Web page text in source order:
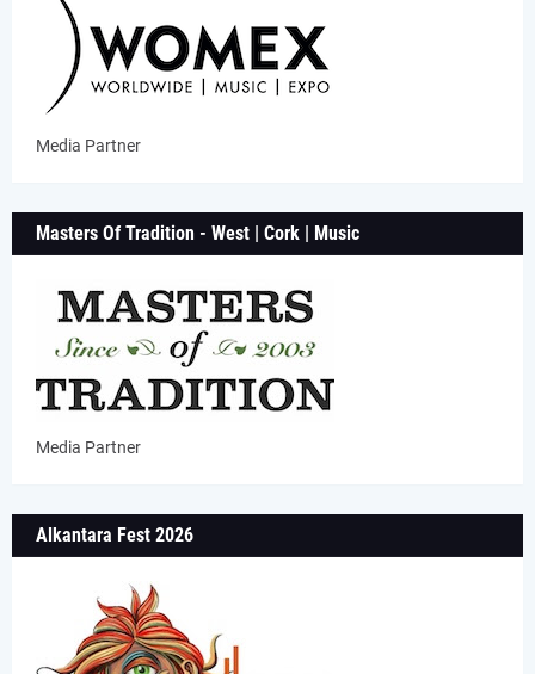
Media Partner
Masters Of Tradition - West | Cork | Music
Media Partner
Alkantara Fest 2026